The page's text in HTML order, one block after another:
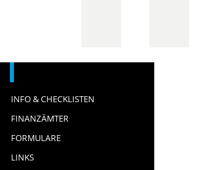
INFO & CHECKLISTEN
FINANZÄMTER
FORMULARE
LINKS